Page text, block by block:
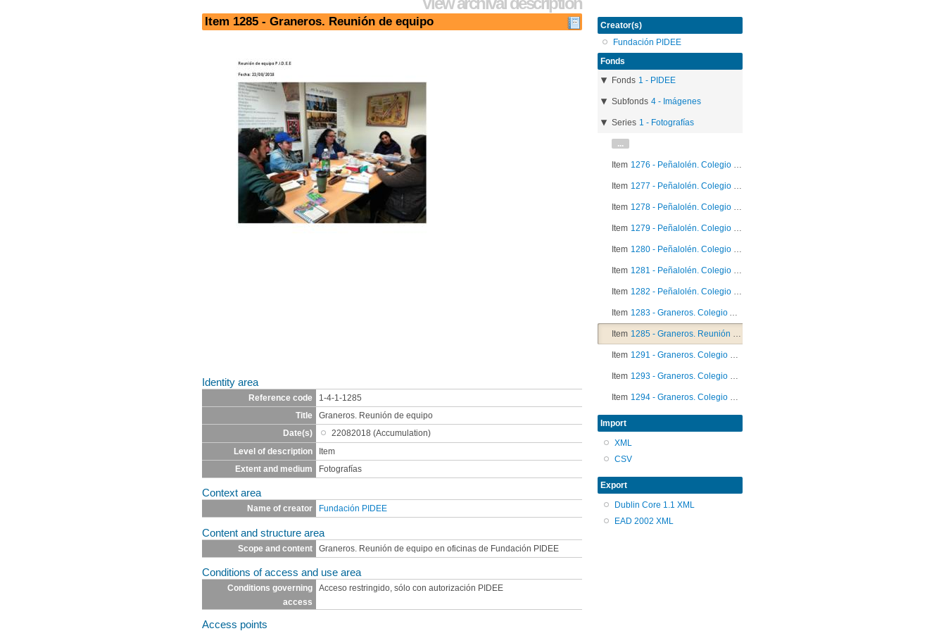
Item 1285 - Graneros. Reunión de equipo
Identity area
Reference code
1-4-1-1285
Title
Graneros. Reunión de equipo
Date(s)
22082018 (Accumulation)
Level of description
Item
Extent and medium
Fotografías
Context area
Name of creator Fundación PIDEE
Content and structure area
Scope and content Graneros. Reunión de equipo en oficinas de Fundación PIDEE
Conditions of access and use area
Conditions governing
access
Acceso restringido, sólo con autorización PIDEE
Access points
Creator(s)
Fundación PIDEE
Fonds
Fonds 1 - PIDEE
Subfonds 4 - Imágenes
Series 1 - Fotografías
...
Item 1276 - Peñalolén. Colegio Tobalaba. Taller con profesores
Item 1277 - Peñalolén. Colegio Tobalaba. Taller con profesores
Item 1278 - Peñalolén. Colegio Tobalaba. Taller con profesores
Item 1279 - Peñalolén. Colegio Tobalaba. Taller con profesores
Item 1280 - Peñalolén. Colegio Tobalaba. Taller con profesores
Item 1281 - Peñalolén. Colegio Tobalaba. Jornada de buen trato
Item 1282 - Peñalolén. Colegio Tobalaba. Jornada de buen trato
Item 1283 - Graneros. Colegio Antonio Trdan. Reunión con profesora jefe tercer año básico
Item 1285 - Graneros. Reunión de equipo
Item 1291 - Graneros. Colegio Hernán Olguín. Reunión de apoderados
Item 1293 - Graneros. Colegio Hernán Olguín. Reunión con asistente de la educación
Item 1294 - Graneros. Colegio Hernán Olguín. Reunión con profesora jefe
Item
Item
Item 1299 - Peñalolén. Colegio Tobalaba. Taller con profesores
...
Import
XML
CSV
Export
Dublin Core 1.1 XML
EAD 2002 XML